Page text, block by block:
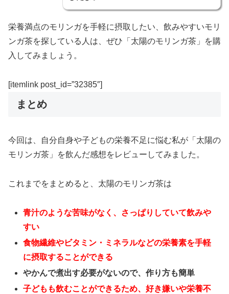
栄養満点のモリンガを手軽に摂取したい、飲みやすいモリ
ンガ茶を探している人は、ぜひ「太陽のモリンガ茶」を購
入してみましょう。
[itemlink post_id=”32385″]
まとめ
今回は、自分自身や子どもの栄養不足に悩む私が「太陽の
モリンガ茶」を飲んだ感想をレビューしてみました。
これまでをまとめると、太陽のモリンガ茶は
青汁のような苦味がなく、さっぱりしていて飲みや
すい
食物繊維やビタミン・ミネラルなどの栄養素を手軽
に摂取することができる
やかんで煮出す必要がないので、作り方も簡単
子どもも飲むことができるため、好き嫌いや栄養不